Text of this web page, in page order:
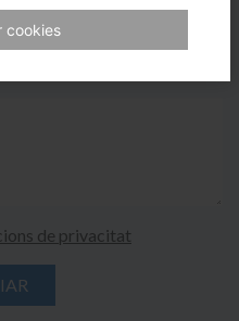
de privacitat
cookies